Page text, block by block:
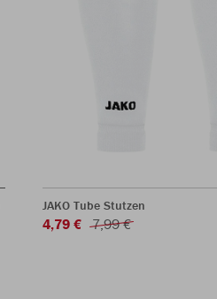
JAKO Tube Stutzen
4,79 € 7,99 €